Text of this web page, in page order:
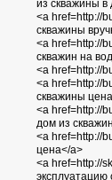
из скважины в
<a href=http://
скважины
<a href=http://
скважин на
<a href=http://
<a href=http://
скважины
<a href=http://
дом из
<a href=http://
цена</a>
<a href=http://